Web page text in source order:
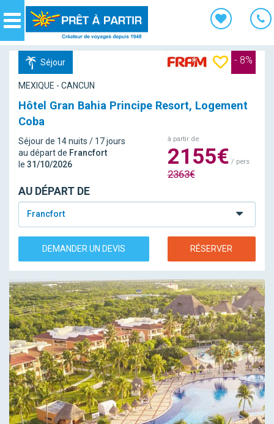
Navigation
Séjour - 8%
MEXIQUE - CANCUN
Hôtel Gran Bahia Principe Resort, Logement
Coba
Séjour de 14 nuits / 17 jours
au départ de Francfort
le 31/10/2026
à partir de
2155€ / pers
2363€
AU DÉPART DE
Francfort
DEMANDER UN DEVIS RÉSERVER
Panneau de gestion des cookies